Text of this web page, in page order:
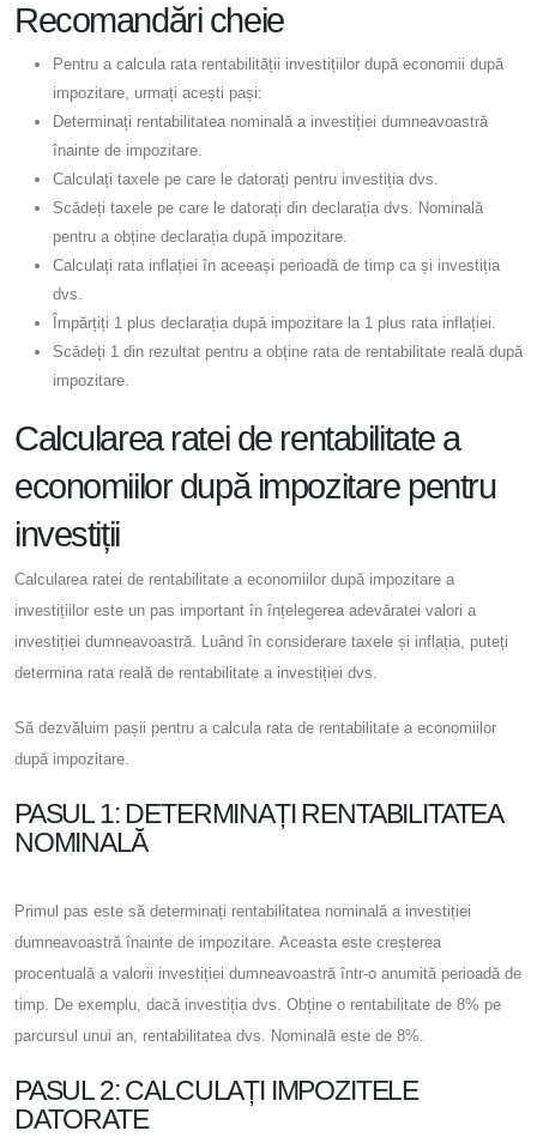
Recomandări cheie
Pentru a calcula rata rentabilității investițiilor după economii după
impozitare, urmați acești pași:
Determinați rentabilitatea nominală a investiției dumneavoastră
înainte de impozitare.
Calculați taxele pe care le datorați pentru investiția dvs.
Scădeți taxele pe care le datorați din declarația dvs. Nominală
pentru a obține declarația după impozitare.
Calculați rata inflației în aceeași perioadă de timp ca și investiția
dvs.
Împărțiți 1 plus declarația după impozitare la 1 plus rata inflației.
Scădeți 1 din rezultat pentru a obține rata de rentabilitate reală după
impozitare.
Calcularea ratei de rentabilitate a
economiilor după impozitare pentru
investiții
Calcularea ratei de rentabilitate a economiilor după impozitare a
investițiilor este un pas important în înțelegerea adevăratei valori a
investiției dumneavoastră. Luând în considerare taxele și inflația, puteți
determina rata reală de rentabilitate a investiției dvs.
Să dezvăluim pașii pentru a calcula rata de rentabilitate a economiilor
după impozitare.
PASUL 1: DETERMINAȚI RENTABILITATEA
NOMINALĂ
Primul pas este să determinați rentabilitatea nominală a investiției
dumneavoastră înainte de impozitare. Aceasta este creșterea
procentuală a valorii investiției dumneavoastră într-o anumită perioadă de
timp. De exemplu, dacă investiția dvs. Obține o rentabilitate de 8% pe
parcursul unui an, rentabilitatea dvs. Nominală este de 8%.
PASUL 2: CALCULAȚI IMPOZITELE
DATORATE